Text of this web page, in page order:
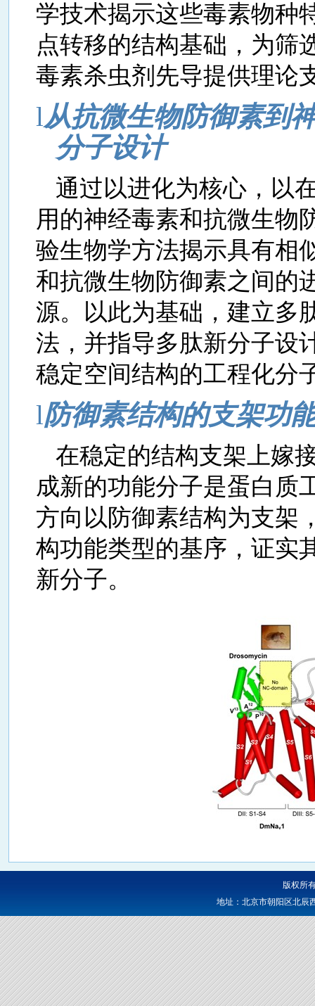
学技术揭示这些毒素物种
点转移的结构基础，为筛
毒素杀虫剂先导提供理论
l从抗微生物防御素到
分子设计
通过以进化为核心，以
用的神经毒素和抗微生物
验生物学方法揭示具有相
和抗微生物防御素之间的
源。以此为基础，建立多
法，并指导多肽新分子设
稳定空间结构的工程化分
l防御素结构的支架功
在稳定的结构支架上嫁
成新的功能分子是蛋白质
方向以防御素结构为支架
构功能类型的基序，证实
新分子。
版权所
地址：北京市朝阳区北辰